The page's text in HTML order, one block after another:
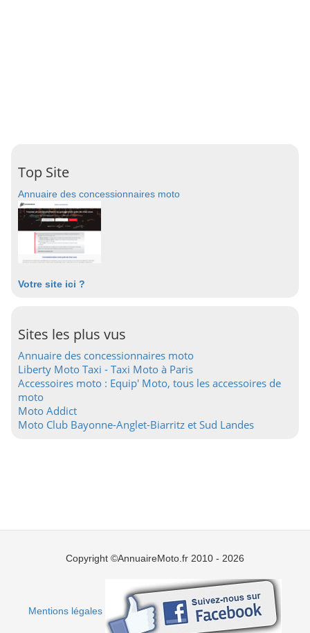
Top Site
Annuaire des concessionnaires moto
Votre site ici ?
Sites les plus vus
Annuaire des concessionnaires moto
Liberty Moto Taxi - Taxi Moto à Paris
Accessoires moto : Equip' Moto, tous les accessoires de
moto
Moto Addict
Moto Club Bayonne-Anglet-Biarritz et Sud Landes
Copyright ©AnnuaireMoto.fr 2010 - 2026
Mentions légales